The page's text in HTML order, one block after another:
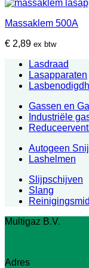
Massaklem 500A
€ 2,89 ex btw
Lasdraad
Lasapparaten
Gassen en
Industriële
Autogeen
Lashelmen
Slijpschijven
Slang
Multigaz B.V.
Adres